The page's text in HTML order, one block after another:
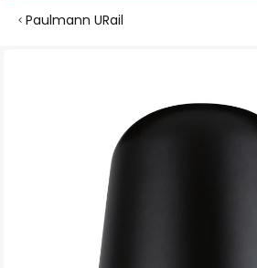
Paulmann URail